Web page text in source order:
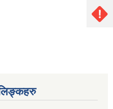
लिङ्कहरु